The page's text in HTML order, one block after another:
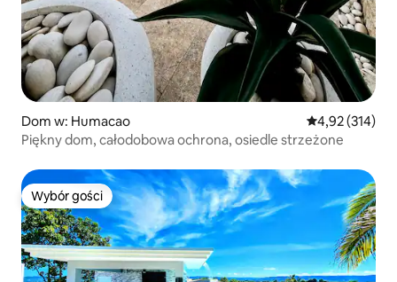
Dom w: Humacao Średnia
4,92 (314)
Piękny dom, całodobowa ochrona, osiedle strzeżone
Wybór gości
Wybór gości